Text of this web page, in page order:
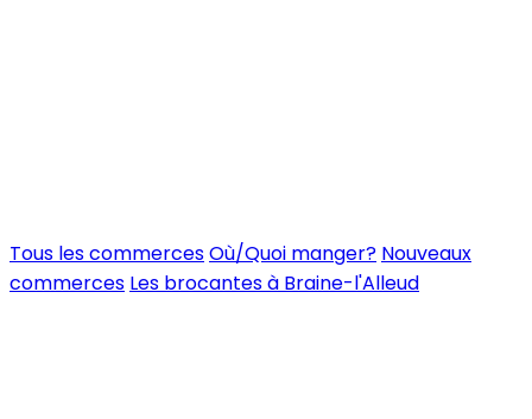
Tous les commercesOù/Quoi manger? Nouveaux
commerces Les brocantes à Braine-l'Alleud